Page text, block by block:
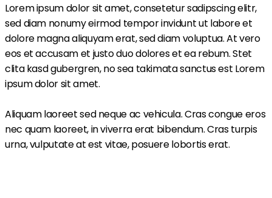
Lorem ipsum dolor sit amet, consetetur sadipscing elitr,
sed diam nonumy eirmod tempor invidunt ut labore et
dolore magna aliquyam erat, sed diam voluptua. At vero
eos et accusam et justo duo dolores et ea rebum. Stet
clita kasd gubergren, no sea takimata sanctus est Lorem
ipsum dolor sit amet.
Aliquam laoreet sed neque ac vehicula. Cras congue eros
nec quam laoreet, in viverra erat bibendum. Cras turpis
urna, vulputate at est vitae, posuere lobortis erat.